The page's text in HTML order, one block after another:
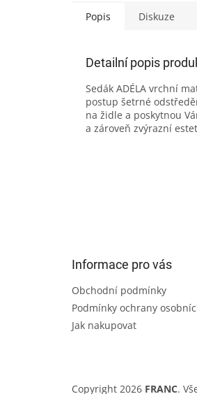
Popis Diskuze
Detailní popis
Sedák ADÉLA vrchní
postup šetrné
na židle a poskytnou
a zároveň zvýrazní
Informace pro vás
Obchodní podmínky
Podmínky ochrany
Jak nakupovat
Copyright 2026 FRANC.